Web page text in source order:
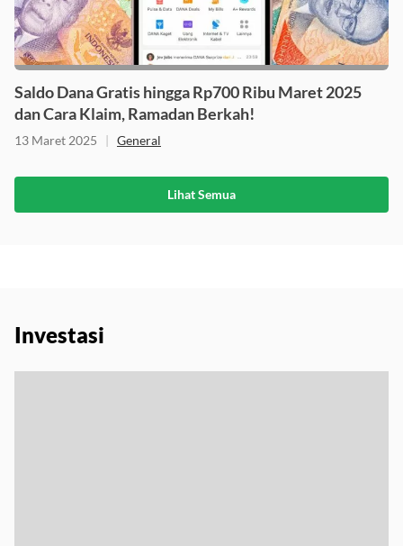
Saldo Dana Gratis hingga Rp700 Ribu Maret 2025
dan Cara Klaim, Ramadan Berkah!
13 Maret 2025 | General
Lihat Semua
Investasi